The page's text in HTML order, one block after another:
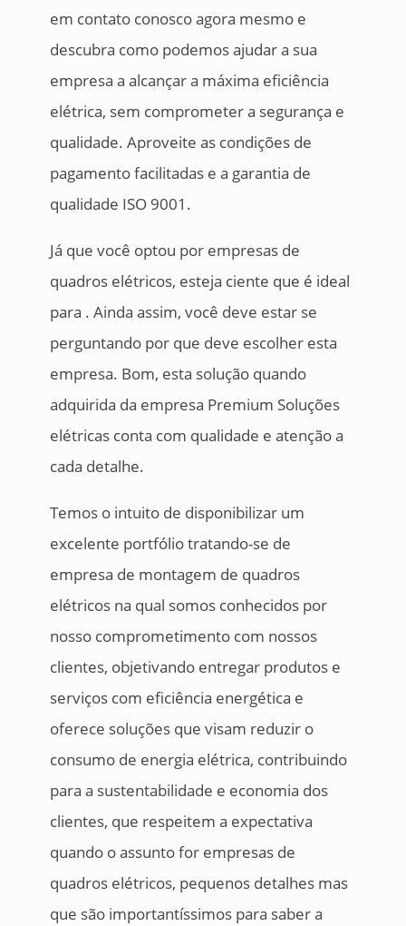
em contato conosco agora mesmo e
descubra como podemos ajudar a sua
empresa a alcançar a máxima eficiência
elétrica, sem comprometer a segurança e
qualidade. Aproveite as condições de
pagamento facilitadas e a garantia de
qualidade ISO 9001.
Já que você optou por empresas de
quadros elétricos, esteja ciente que é ideal
para . Ainda assim, você deve estar se
perguntando por que deve escolher esta
empresa. Bom, esta solução quando
adquirida da empresa Premium Soluções
elétricas conta com qualidade e atenção a
cada detalhe.
Temos o intuito de disponibilizar um
excelente portfólio tratando-se de
empresa de montagem de quadros
elétricos na qual somos conhecidos por
nosso comprometimento com nossos
clientes, objetivando entregar produtos e
serviços com eficiência energética e
oferece soluções que visam reduzir o
consumo de energia elétrica, contribuindo
para a sustentabilidade e economia dos
clientes, que respeitem a expectativa
quando o assunto for empresas de
quadros elétricos, pequenos detalhes mas
que são importantíssimos para saber a